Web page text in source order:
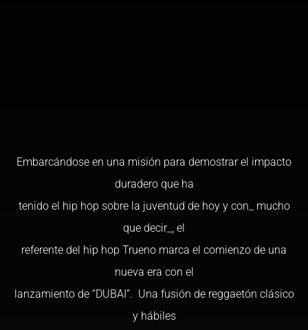
Embarcándose en una misión para demostrar el impacto
duradero que ha
tenido el hip hop sobre la juventud de hoy y con_ mucho
que decir_, el
referente del hip hop Trueno marca el comienzo de una
nueva era con el
lanzamiento de “DUBAI”. Una fusión de reggaetón clásico
y hábiles